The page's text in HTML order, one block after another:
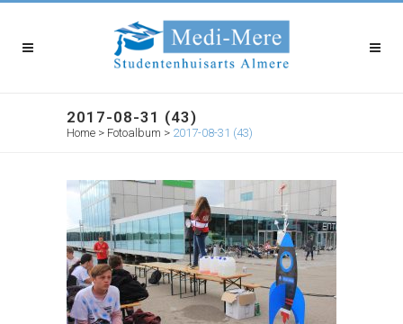
2017-08-31 (43)
Home > Fotoalbum > 2017-08-31 (43)